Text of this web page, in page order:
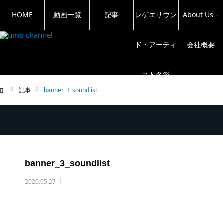
HOME 動画一覧 記事 レゲエサウン
ド・アーティ
スト名鑑
About Us –
会社概要
記事 banner_3_soundlist
banner_3_soundlist
2020.05.27